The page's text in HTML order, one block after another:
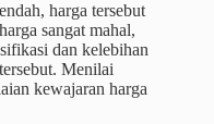
harga tersebut
sangat mahal,
dan kelebihan
Menilai
kewajaran harga